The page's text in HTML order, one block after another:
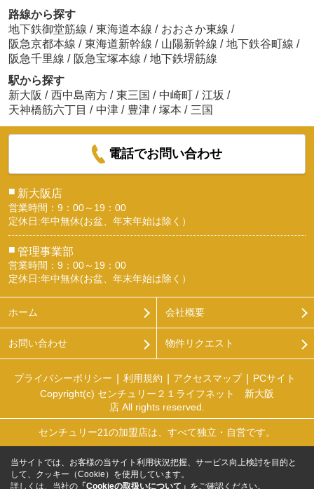
路線から探す
地下鉄御堂筋線 / 東海道本線 / おおさか東線 /
阪急京都本線 / 東海道新幹線 / 山陽新幹線 / 地下鉄谷町線 /
阪急千里線 / 阪急宝塚本線 / 地下鉄堺筋線
駅から探す
新大阪 / 西中島南方 / 東三国 / 中崎町 / 江坂 /
天神橋筋六丁目 / 中津 / 豊津 / 塚本 / 三国
電話でお問い合わせ
■ 新大阪店
営業時間：9：00～19：00
定休日:年中無休(お盆、年末年始は除く）
■ 管理事業部
営業時間：9：00～19：00
定休日:年中無休(お盆、年末年始は除く）
ホーム 会社概要
お問い合わせ 物件リクエスト
プライバシーポリシー 利用規約 アクセスマップ
PCサイト
Copyright(c) センチュリー２１ライフネット 新大阪
店 All rights reserved.
センチュリー21の加盟店は、すべて独立・自営です。
当サイトでは、お客様の当サイト利用状況把握、サービス向上検討を目的と
して、クッキー（Cookie）を使用しています。
詳しくは、当社の 「Cookieの取扱いについて」 をご確認ください。